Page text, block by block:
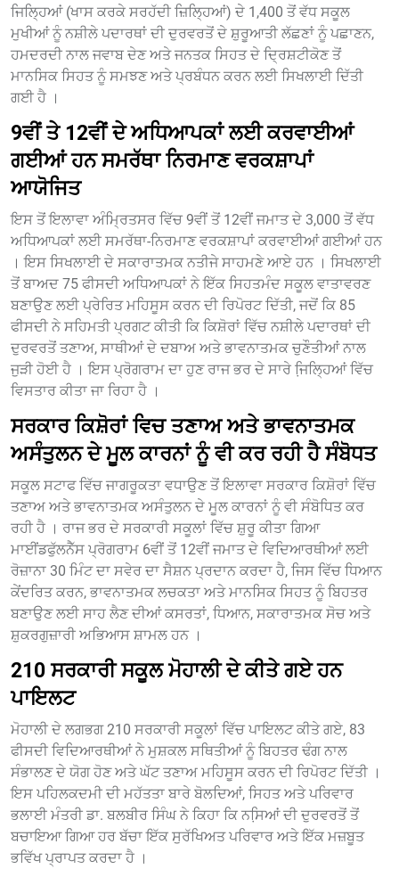
ਜਿਲ੍ਹਿਆਂ (ਖਾਸ ਕਰਕੇ ਸਰਹੱਦੀ ਜ਼ਿਲ੍ਹਿਆਂ) ਦੇ 1,400 ਤੋਂ ਵੱਧ ਸਕੂਲ
ਮੁਖੀਆਂ ਨੂੰ ਨਸ਼ੀਲੇ ਪਦਾਰਥਾਂ ਦੀ ਦੁਰਵਰਤੋਂ ਦੇ ਸ਼ੁਰੂਆਤੀ ਲੱਛਣਾਂ ਨੂੰ ਪਛਾਣਨ,
ਹਮਦਰਦੀ ਨਾਲ ਜਵਾਬ ਦੇਣ ਅਤੇ ਜਨਤਕ ਸਿਹਤ ਦੇ ਦ੍ਰਿਸ਼ਟੀਕੋਣ ਤੋਂ
ਮਾਨਸਿਕ ਸਿਹਤ ਨੂੰ ਸਮਝਣ ਅਤੇ ਪ੍ਰਬੰਧਨ ਕਰਨ ਲਈ ਸਿਖਲਾਈ ਦਿੱਤੀ
ਗਈ ਹੈ ।
9ਵੀਂ ਤੇ 12ਵੀਂ ਦੇ ਅਧਿਆਪਕਾਂ ਲਈ ਕਰਵਾਈਆਂ
ਗਈਆਂ ਹਨ ਸਮਰੱਥਾ ਨਿਰਮਾਣ ਵਰਕਸ਼ਾਪਾਂ
ਆਯੋਜਿਤ
ਇਸ ਤੋਂ ਇਲਾਵਾ ਅੰਮ੍ਰਿਤਸਰ ਵਿੱਚ 9ਵੀਂ ਤੋਂ 12ਵੀਂ ਜਮਾਤ ਦੇ 3,000 ਤੋਂ ਵੱਧ
ਅਧਿਆਪਕਾਂ ਲਈ ਸਮਰੱਥਾ-ਨਿਰਮਾਣ ਵਰਕਸ਼ਾਪਾਂ ਕਰਵਾਈਆਂ ਗਈਆਂ ਹਨ
। ਇਸ ਸਿਖਲਾਈ ਦੇ ਸਕਾਰਾਤਮਕ ਨਤੀਜੇ ਸਾਹਮਣੇ ਆਏ ਹਨ । ਸਿਖਲਾਈ
ਤੋਂ ਬਾਅਦ 75 ਫੀਸਦੀ ਅਧਿਆਪਕਾਂ ਨੇ ਇੱਕ ਸਿਹਤਮੰਦ ਸਕੂਲ ਵਾਤਾਵਰਣ
ਬਣਾਉਣ ਲਈ ਪ੍ਰੇਰਿਤ ਮਹਿਸੂਸ ਕਰਨ ਦੀ ਰਿਪੋਰਟ ਦਿੱਤੀ, ਜਦੋਂ ਕਿ 85
ਫੀਸਦੀ ਨੇ ਸਹਿਮਤੀ ਪ੍ਰਗਟ ਕੀਤੀ ਕਿ ਕਿਸ਼ੋਰਾਂ ਵਿੱਚ ਨਸ਼ੀਲੇ ਪਦਾਰਥਾਂ ਦੀ
ਦੁਰਵਰਤੋਂ ਤਣਾਅ, ਸਾਥੀਆਂ ਦੇ ਦਬਾਅ ਅਤੇ ਭਾਵਨਾਤਮਕ ਚੁਣੌਤੀਆਂ ਨਾਲ
ਜੁੜੀ ਹੋਈ ਹੈ । ਇਸ ਪ੍ਰੋਗਰਾਮ ਦਾ ਹੁਣ ਰਾਜ ਭਰ ਦੇ ਸਾਰੇ ਜਿ਼ਲ੍ਹਿਆਂ ਵਿੱਚ
ਵਿਸਤਾਰ ਕੀਤਾ ਜਾ ਰਿਹਾ ਹੈ ।
ਸਰਕਾਰ ਕਿਸ਼ੋਰਾਂ ਵਿਚ ਤਣਾਅ ਅਤੇ ਭਾਵਨਾਤਮਕ
ਅਸੰਤੁਲਨ ਦੇ ਮੂਲ ਕਾਰਨਾਂ ਨੂੰ ਵੀ ਕਰ ਰਹੀ ਹੈ ਸੰਬੋਧਤ
ਸਕੂਲ ਸਟਾਫ ਵਿੱਚ ਜਾਗਰੂਕਤਾ ਵਧਾਉਣ ਤੋਂ ਇਲਾਵਾ ਸਰਕਾਰ ਕਿਸ਼ੋਰਾਂ ਵਿੱਚ
ਤਣਾਅ ਅਤੇ ਭਾਵਨਾਤਮਕ ਅਸੰਤੁਲਨ ਦੇ ਮੂਲ ਕਾਰਨਾਂ ਨੂੰ ਵੀ ਸੰਬੋਧਿਤ ਕਰ
ਰਹੀ ਹੈ । ਰਾਜ ਭਰ ਦੇ ਸਰਕਾਰੀ ਸਕੂਲਾਂ ਵਿੱਚ ਸ਼ੁਰੂ ਕੀਤਾ ਗਿਆ
ਮਾਈਂਡਫੁੱਲਨੈੱਸ ਪ੍ਰੋਗਰਾਮ 6ਵੀਂ ਤੋਂ 12ਵੀਂ ਜਮਾਤ ਦੇ ਵਿਦਿਆਰਥੀਆਂ ਲਈ
ਰੋਜ਼ਾਨਾ 30 ਮਿੰਟ ਦਾ ਸਵੇਰ ਦਾ ਸੈਸ਼ਨ ਪ੍ਰਦਾਨ ਕਰਦਾ ਹੈ, ਜਿਸ ਵਿੱਚ ਧਿਆਨ
ਕੇਂਦਰਿਤ ਕਰਨ, ਭਾਵਨਾਤਮਕ ਲਚਕਤਾ ਅਤੇ ਮਾਨਸਿਕ ਸਿਹਤ ਨੂੰ ਬਿਹਤਰ
ਬਣਾਉਣ ਲਈ ਸਾਹ ਲੈਣ ਦੀਆਂ ਕਸਰਤਾਂ, ਧਿਆਨ, ਸਕਾਰਾਤਮਕ ਸੋਚ ਅਤੇ
ਸ਼ੁਕਰਗੁਜ਼ਾਰੀ ਅਭਿਆਸ ਸ਼ਾਮਲ ਹਨ ।
210 ਸਰਕਾਰੀ ਸਕੂਲ ਮੋਹਾਲੀ ਦੇ ਕੀਤੇ ਗਏ ਹਨ
ਪਾਇਲਟ
ਮੋਹਾਲੀ ਦੇ ਲਗਭਗ 210 ਸਰਕਾਰੀ ਸਕੂਲਾਂ ਵਿੱਚ ਪਾਇਲਟ ਕੀਤੇ ਗਏ, 83
ਫੀਸਦੀ ਵਿਦਿਆਰਥੀਆਂ ਨੇ ਮੁਸ਼ਕਲ ਸਥਿਤੀਆਂ ਨੂੰ ਬਿਹਤਰ ਢੰਗ ਨਾਲ
ਸੰਭਾਲਣ ਦੇ ਯੋਗ ਹੋਣ ਅਤੇ ਘੱਟ ਤਣਾਅ ਮਹਿਸੂਸ ਕਰਨ ਦੀ ਰਿਪੋਰਟ ਦਿੱਤੀ ।
ਇਸ ਪਹਿਲਕਦਮੀ ਦੀ ਮਹੱਤਤਾ ਬਾਰੇ ਬੋਲਦਿਆਂ, ਸਿਹਤ ਅਤੇ ਪਰਿਵਾਰ
ਭਲਾਈ ਮੰਤਰੀ ਡਾ. ਬਲਬੀਰ ਸਿੰਘ ਨੇ ਕਿਹਾ ਕਿ ਨਸਿ਼ਆਂ ਦੀ ਦੁਰਵਰਤੋਂ ਤੋਂ
ਬਚਾਇਆ ਗਿਆ ਹਰ ਬੱਚਾ ਇੱਕ ਸੁਰੱਖਿਅਤ ਪਰਿਵਾਰ ਅਤੇ ਇੱਕ ਮਜ਼ਬੂਤ
ਭਵਿੱਖ ਪ੍ਰਾਪਤ ਕਰਦਾ ਹੈ ।